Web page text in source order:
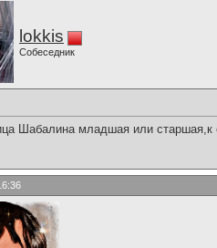
lokkis
Собеседник
Шабалина младшая или